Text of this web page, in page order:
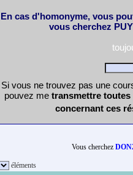
En cas d'homonyme, vous
vous cherchez
Si vous ne trouvez pas une
pouvez me transmettre
concernant ces
Vous cherchez
éléments